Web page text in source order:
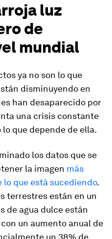
luz
de
mundial
ya no son lo que
disminuyendo en
han desaparecido por
una crisis constante
que depende de ella.
los datos que se
la imagen más
que está sucediendo.
terrestres están en un
de agua dulce están
un aumento anual de
un 38% de